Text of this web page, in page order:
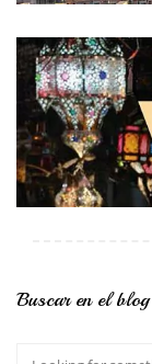
Buscar en el blog